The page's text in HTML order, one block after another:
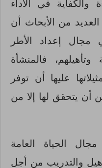
في الأداء
العديد من الأبحاث أن
مجال إعداد الأطر
وتأهيلهم، فالمنشأة
عليها أن توفر
أن يتحقق لها إلا من
الحياة العامة
والتدريب من أجل